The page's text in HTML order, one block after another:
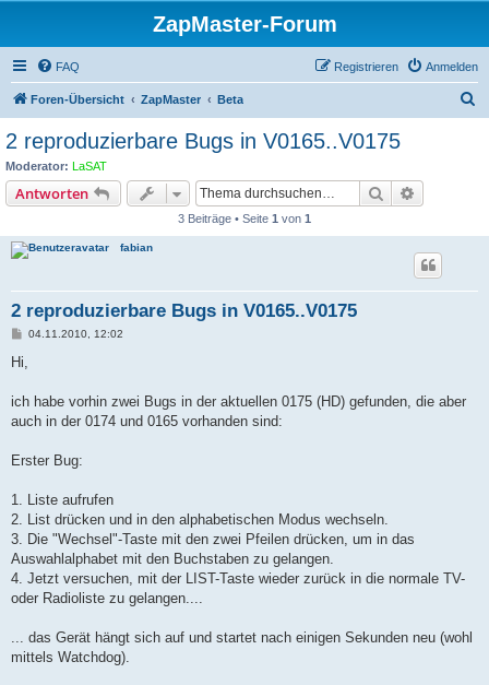
ZapMaster-Forum
FAQ Anmelden
Registrieren
Foren-Übersicht ZapMaster Beta
2 reproduzierbare Bugs in V0165..V0175
Moderator: LaSAT
Antworten Suche
3 Beiträge • Seite 1 von 1
fabian
2 reproduzierbare Bugs in V0165..V0175
B
t
a
04.11.2010, 12:02
Hi,
ich habe vorhin zwei Bugs in der aktuellen 0175 (HD) gefunden, die aber
auch in der 0174 und 0165 vorhanden sind:
Erster Bug:
1. Liste aufrufen
2. List drücken und in den alphabetischen Modus wechseln.
3. Die "Wechsel"-Taste mit den zwei Pfeilen drücken, um in das
Auswahlalphabet mit den Buchstaben zu gelangen.
4. Jetzt versuchen, mit der LIST-Taste wieder zurück in die normale TV-
oder Radioliste zu gelangen....
... das Gerät hängt sich auf und startet nach einigen Sekunden neu (wohl
mittels Watchdog).